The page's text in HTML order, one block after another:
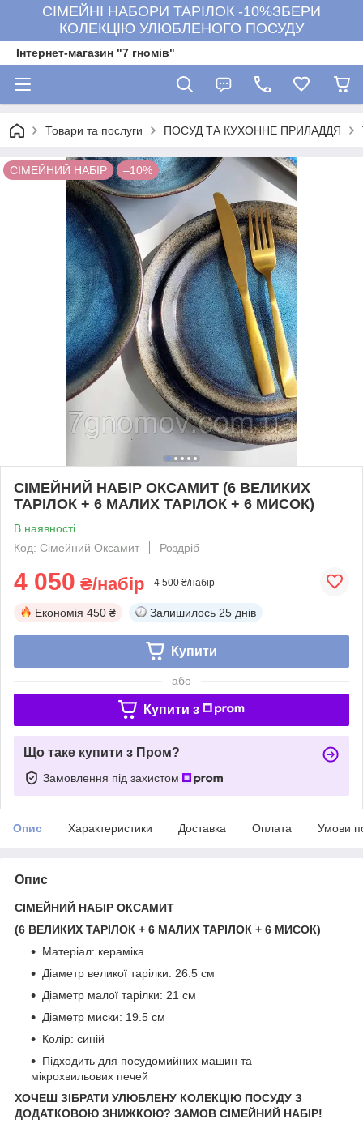
СІМЕЙНІ НАБОРИ ТАРІЛОК -10%ЗБЕРИ
КОЛЕКЦІЮ УЛЮБЛЕНОГО ПОСУДУ
Інтернет-магазин "7 гномів"
Товари та послуги ПОСУД ТА КУХОННЕ ПРИЛАДДЯ
СІМЕЙНИЙ НАБІР –10%
СІМЕЙНИЙ НАБІР ОКСАМИТ (6 ВЕЛИКИХ
ТАРІЛОК + 6 МАЛИХ ТАРІЛОК + 6 МИСОК)
В наявності
Код: Сімейний Оксамит
Роздріб
4 050 ₴/набір 4 500 ₴/набір
Економія 450 ₴ Залишилось 25 днів
Купити
або
Купити з
Що таке купити з Пром?
Замовлення під захистом
Опис Характеристики Доставка Оплата Умови
Опис
СІМЕЙНИЙ НАБІР ОКСАМИТ
(6 ВЕЛИКИХ ТАРІЛОК + 6 МАЛИХ ТАРІЛОК + 6 МИСОК)
Матеріал: кераміка
Діаметр великої тарілки: 26.5 см
Діаметр малої тарілки: 21 см
Діаметр миски: 19.5 см
Колір: синій
Підходить для посудомийних машин та
мікрохвильових печей
ХОЧЕШ ЗІБРАТИ УЛЮБЛЕНУ КОЛЕКЦІЮ ПОСУДУ З
ДОДАТКОВОЮ ЗНИЖКОЮ? ЗАМОВ СІМЕЙНИЙ НАБІР!